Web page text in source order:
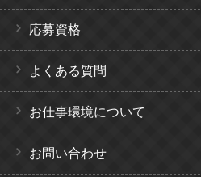
応募資格
よくある質問
お仕事環境について
お問い合わせ